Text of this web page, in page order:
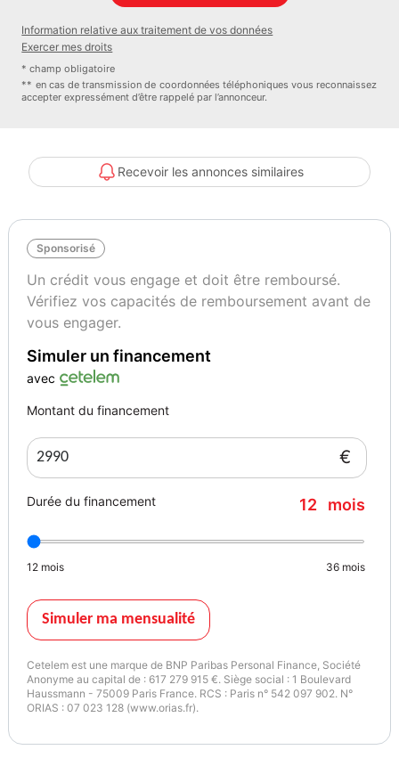
Information relative aux traitement de vos données
Exercer mes droits
* champ obligatoire
** en cas de transmission de coordonnées téléphoniques vous reconnaissez
accepter expressément d’être rappelé par l’annonceur.
Recevoir les annonces similaires
Sponsorisé
Un crédit vous engage et doit être remboursé.
Vérifiez vos capacités de remboursement avant de
vous engager.
Simuler un financement
avec
Montant du financement
€
Durée du financement 12 mois
12 mois 36 mois
Simuler ma mensualité
Cetelem est une marque de BNP Paribas Personal Finance, Société
Anonyme au capital de : 617 279 915 €. Siège social : 1 Boulevard
Haussmann - 75009 Paris France. RCS : Paris n° 542 097 902. N°
ORIAS : 07 023 128 (www.orias.fr).